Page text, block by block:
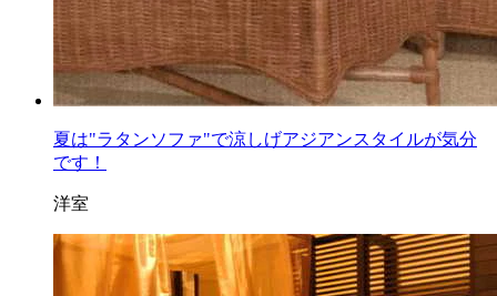
夏は"ラタンソファ"で涼しげアジアンスタイルが気分
です！
洋室